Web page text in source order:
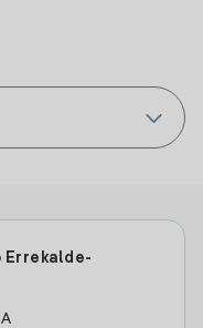
Errekalde-